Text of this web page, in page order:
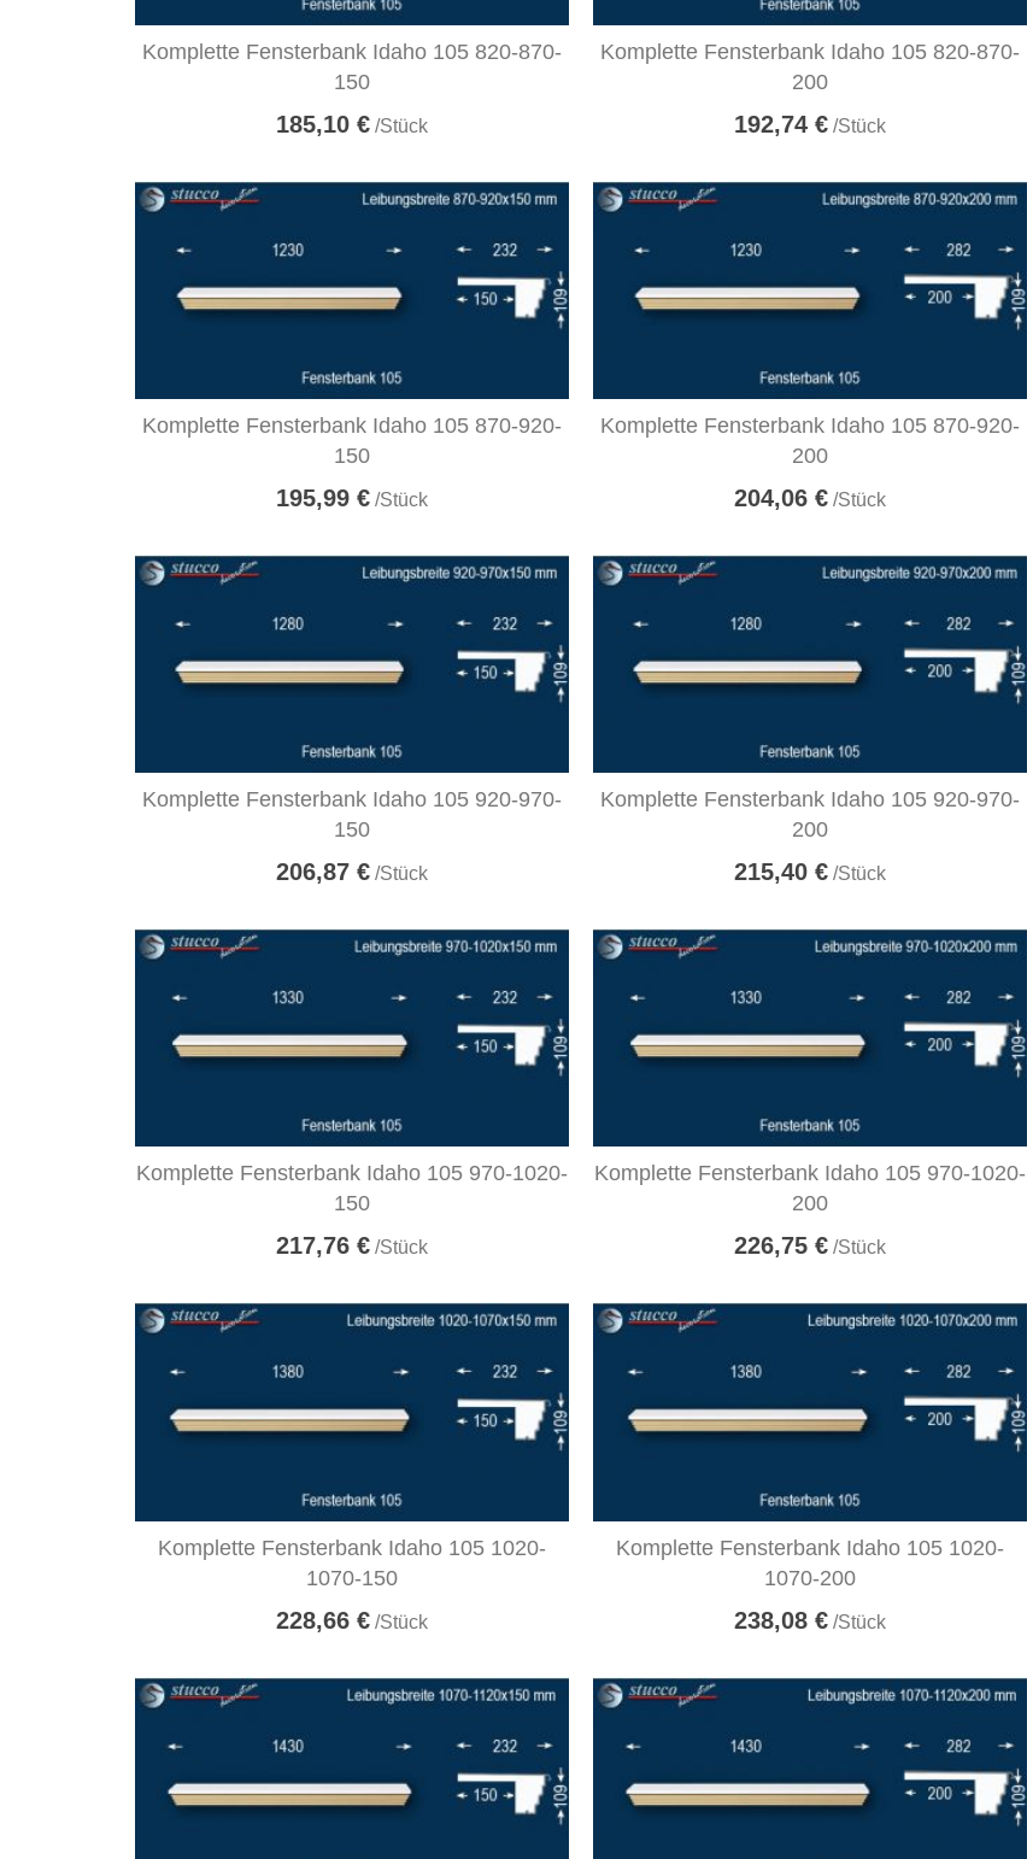
Komplette Fensterbank Idaho 105 820-870-
150
185,10 € /Stück
Komplette Fensterbank Idaho 105 820-870-
200
192,74 € /Stück
Komplette Fensterbank Idaho 105 870-920-
150
195,99 € /Stück
Komplette Fensterbank Idaho 105 870-920-
200
204,06 € /Stück
Komplette Fensterbank Idaho 105 920-970-
150
206,87 € /Stück
Komplette Fensterbank Idaho 105 920-970-
200
215,40 € /Stück
Komplette Fensterbank Idaho 105 970-1020-
150
217,76 € /Stück
Komplette Fensterbank Idaho 105 970-1020-
200
226,75 € /Stück
Komplette Fensterbank Idaho 105 1020-
1070-150
228,66 € /Stück
Komplette Fensterbank Idaho 105 1020-
1070-200
238,08 € /Stück